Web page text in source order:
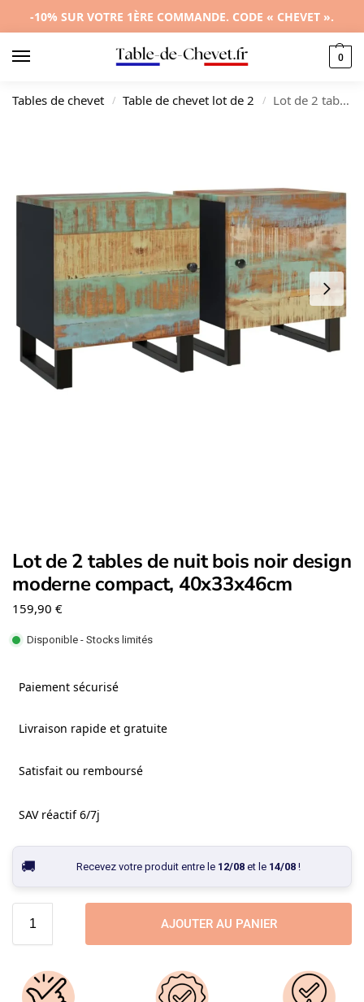
-10% SUR VOTRE 1ÈRE COMMANDE. CODE « CHEVET ».
0
Tables de chevet / Table de chevet lot de 2 / Lot de 2 tables de nuit bois noir design moderne compact, 40x33x46cm
Lot de 2 tables de nuit bois noir design
moderne compact, 40x33x46cm
159,90 €
Disponible - Stocks limités
Paiement sécurisé
Livraison rapide et gratuite
Satisfait ou remboursé
SAV réactif 6/7j
Recevez votre produit entre le 12/08et le 14/08!
AJOUTER AU PANIER